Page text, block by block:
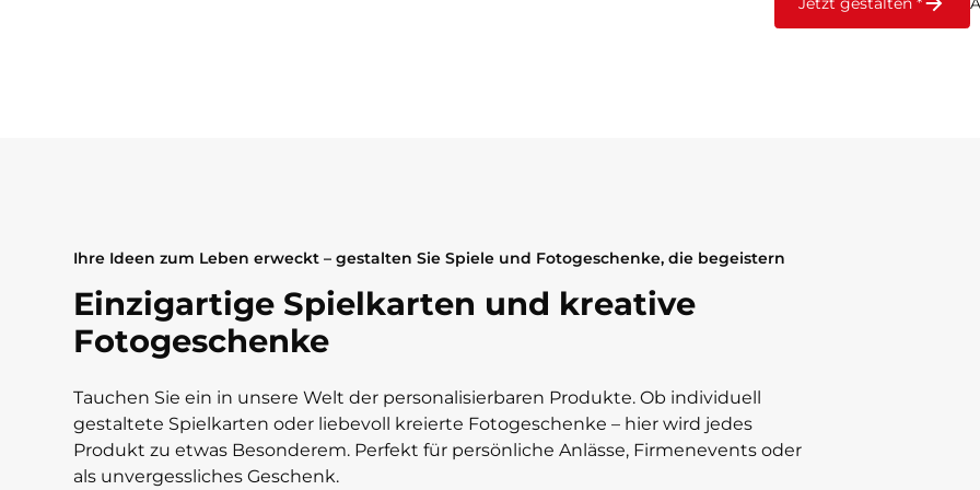
Ihre Ideen zum Leben erweckt – gestalten Sie Spiele und Fotogeschenke, die begeistern
Einzigartige Spielkarten und kreative
Fotogeschenke
Tauchen Sie ein in unsere Welt der personalisierbaren Produkte. Ob individuell
gestaltete Spielkarten oder liebevoll kreierte Fotogeschenke – hier wird jedes
Produkt zu etwas Besonderem. Perfekt für persönliche Anlässe, Firmenevents oder
als unvergessliches Geschenk.